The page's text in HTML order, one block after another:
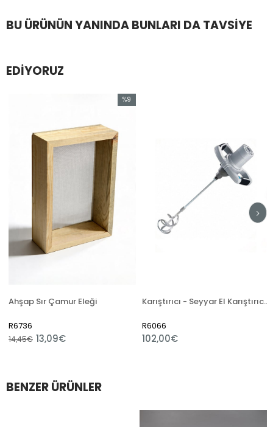
BU ÜRÜNÜN YANINDA BUNLARI DA TAVSIYE
EDIYORUZ
Ahşap Sır Çamur Eleği
R6736
13,09€
14,45€
%9
Karıştırıcı - Seyyar El Karıştırıcısı (Tekli)
R6066
102,00€
BENZER ÜRÜNLER